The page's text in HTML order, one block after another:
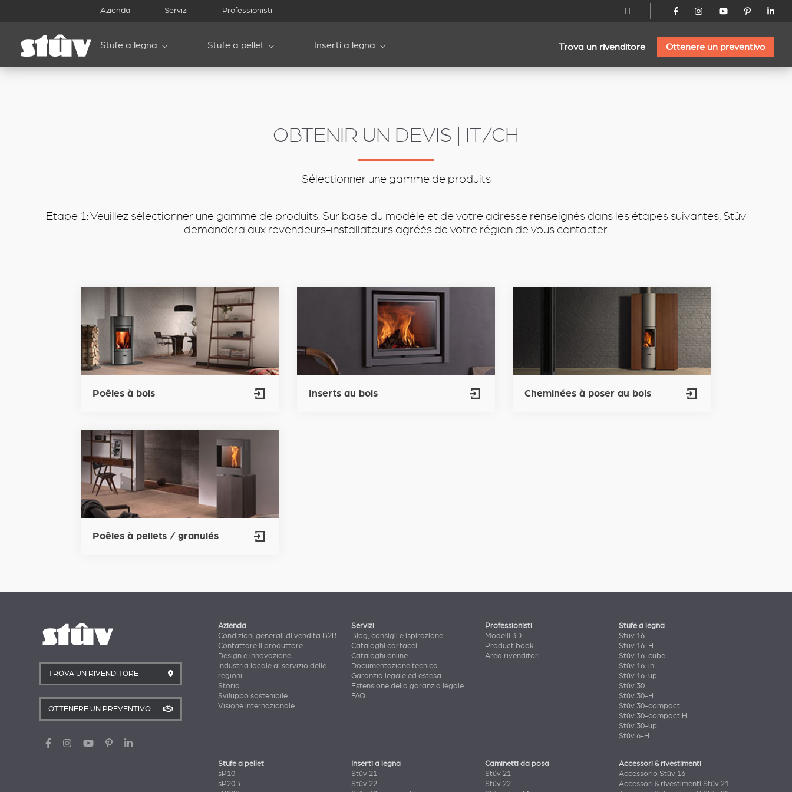
Azienda Servizi Professionisti IT
Stufe a legna Stufe a pellet Inserti a legna Trova un rivenditore Ottenere un preventivo
OBTENIR UN DEVIS | IT/CH
Sélectionner une gamme de produits
Etape 1: Veuillez sélectionner une gamme de produits. Sur base du modèle et de votre adresse renseignés dans les étapes suivantes, Stûv
demandera aux revendeurs-installateurs agréés de votre région de vous contacter.
Poêles à bois Inserts au bois Cheminées à poser au bois
Poêles à pellets / granulés
TROVA UN RIVENDITORE
OTTENERE UN PREVENTIVO
Azienda
Condizioni generali di vendita B2B
Contattare il produttore
Design e innovazione
Industria locale al servizio delle
regioni
Storia
Sviluppo sostenibile
Visione internazionale
Servizi
Blog, consigli e ispirazione
Cataloghi cartacei
Cataloghi online
Documentazione tecnica
Garanzia legale ed estesa
Estensione della garanzia legale
FAQ
Professionisti
Modelli 3D
Product book
Area rivenditori
Stufe a legna
Stûv 16
Stûv 16-H
Stûv 16-cube
Stûv 16-in
Stûv 16-up
Stûv 30
Stûv 30-H
Stûv 30-compact
Stûv 30-compact H
Stûv 30-up
Stûv 6-H
Stufe a pellet
sP10
sP20B
Inserti a legna
Stûv 21
Stûv 22
Caminetti da posa
Stûv 21
Stûv 22
Accessori & rivestimenti
Accessorio Stûv 16
Accessori & rivestimenti Stûv 21